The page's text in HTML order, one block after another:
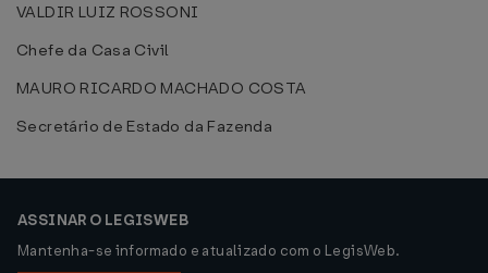
VALDIR LUIZ ROSSONI
Chefe da Casa Civil
MAURO RICARDO MACHADO COSTA
Secretário de Estado da Fazenda
ASSINAR O LEGISWEB
Mantenha-se informado e atualizado com o LegisWeb.